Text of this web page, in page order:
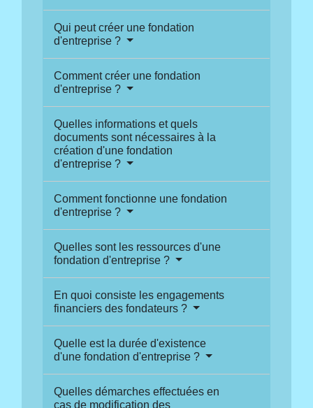
Qui peut créer une fondation
d'entreprise ?
Comment créer une fondation
d'entreprise ?
Quelles informations et quels
documents sont nécessaires à la
création d'une fondation
d'entreprise ?
Comment fonctionne une fondation
d'entreprise ?
Quelles sont les ressources d'une
fondation d'entreprise ?
En quoi consiste les engagements
financiers des fondateurs ?
Quelle est la durée d'existence
d'une fondation d'entreprise ?
Quelles démarches effectuées en
cas de modification des